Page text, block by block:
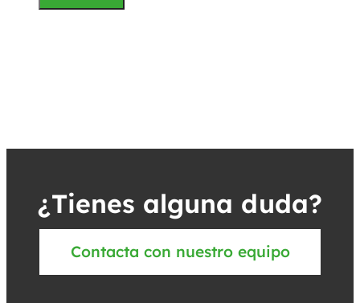
¿Tienes alguna duda?
Contacta con nuestro equipo